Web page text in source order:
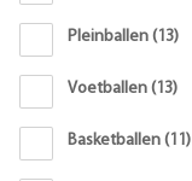
Pleinballen (13)
Voetballen (13)
Basketballen (11)